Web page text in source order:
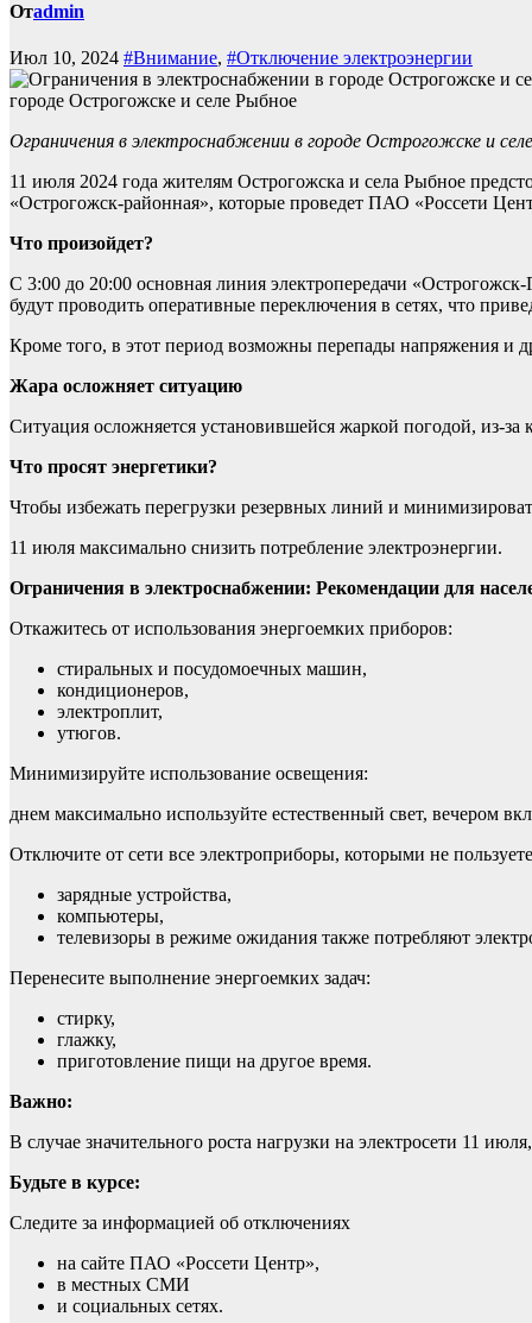
Отadmin
Июл 10, 2024 #Внимание, #Отключение электроэнергии
городе Острогожске и селе Рыбное
Ограничения в электроснабжении в городе Острогожске и
11 июля 2024 года жителям Острогожска и села Рыбное
«Острогожск-районная», которые проведет ПАО «Россети
Что произойдет?
С 3:00 до 20:00 основная линия электропередачи
будут проводить оперативные переключения в сетях, что
Кроме того, в этот период возможны перепады напряжения и
Жара осложняет ситуацию
Ситуация осложняется установившейся жаркой погодой, из-за
Что просят энергетики?
Чтобы избежать перегрузки резервных линий и
11 июля максимально снизить потребление электроэнергии.
Ограничения в электроснабжении: Рекомендации для
Откажитесь от использования энергоемких приборов:
стиральных и посудомоечных машин,
кондиционеров,
электроплит,
утюгов.
Минимизируйте использование освещения:
днем максимально используйте естественный свет, вечером
Отключите от сети все электроприборы, которыми не
зарядные устройства,
компьютеры,
телевизоры в режиме ожидания также потребляют
Перенесите выполнение энергоемких задач:
стирку,
глажку,
приготовление пищи на другое время.
Важно:
В случае значительного роста нагрузки на электросети 11
Будьте в курсе:
Следите за информацией об отключениях
на сайте ПАО «Россети Центр»,
в местных СМИ
и социальных сетях.